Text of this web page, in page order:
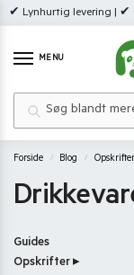
✔ Lynhurtig levering | ✔
MENU
Forside / Blog / Opskrifter
Guides
Opskrifter ▸